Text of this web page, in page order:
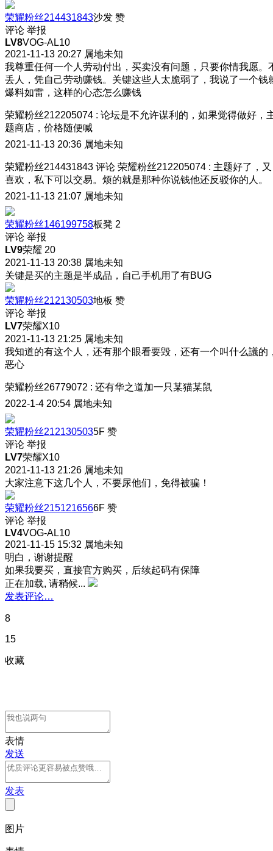
荣耀粉丝214431843沙发 赞
评论 举报
LV8VOG-AL10
2021-11-13 20:27 属地未知
我尊重任何一个人劳动付出，买卖没有问题，只要你情我愿。
丢人，凭自己劳动赚钱。关键这些人太脆弱了，我说了一个钱
爆料如雷，这样的心态怎么赚钱
荣耀粉丝212205074 : 论坛是不允许谋利的，如果觉得做好，
题商店，价格随便喊
2021-11-13 20:36 属地未知
荣耀粉丝214431843 评论 荣耀粉丝212205074 : 主题好了，又
喜欢，私下可以交易。烦的就是那种你说钱他还反驳你的人。
2021-11-13 21:07 属地未知
荣耀粉丝146199758板凳 2
评论 举报
LV9荣耀 20
2021-11-13 20:38 属地未知
关键是买的主题是半成品，自己手机用了有BUG
荣耀粉丝212130503地板 赞
评论 举报
LV7荣耀X10
2021-11-13 21:25 属地未知
我知道的有这个人，还有那个眼看要毁，还有一个叫什么議的
恶心
荣耀粉丝26779072 : 还有华之道加一只某猫某鼠
2022-1-4 20:54 属地未知
荣耀粉丝2121305035F 赞
评论 举报
LV7荣耀X10
2021-11-13 21:26 属地未知
大家注意下这几个人，不要尿他们，免得被骗！
荣耀粉丝2151216566F 赞
评论 举报
LV4VOG-AL10
2021-11-15 15:32 属地未知
明白，谢谢提醒
如果我要买，直接官方购买，后续起码有保障
正在加载, 请稍候...
发表评论…
8
15
收藏
表情
发送
发表
图片